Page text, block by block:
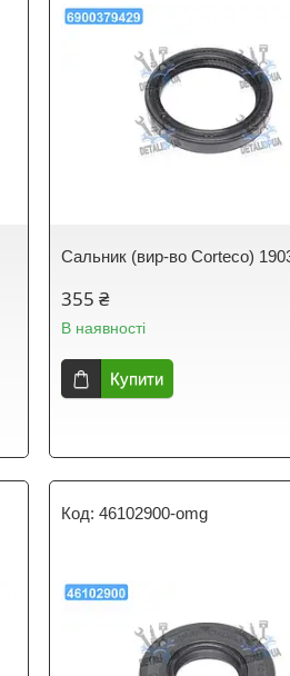
Сальник (вир-во Corteco)
355 ₴
В наявності
Купити
46102900-omg